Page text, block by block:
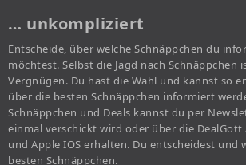
… unkompliziert
Entscheide, über welche Schnäppchen du
möchtest. Selbst die Jagd nach Schnäppchen
Vergnügen. Du hast die Wahl und kannst so
über die besten Schnäppchen informiert
Schnäppchen und Deals kannst du per
einmal verschickt wird oder über die
und Apple IOS erhalten. Du entscheidest und
besten Schnäppchen.